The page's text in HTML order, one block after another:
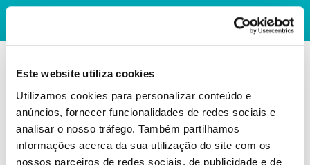
Este website utiliza cookies
Utilizamos cookies para personalizar conteúdo e
anúncios, fornecer funcionalidades de redes sociais e
analisar o nosso tráfego. Também partilhamos
informações acerca da sua utilização do site com os
nossos parceiros de redes sociais, de publicidade e de